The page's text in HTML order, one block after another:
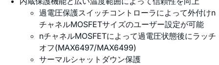
過電圧保護スイッチコントローラによって外付けn
チャネルMOSFETサイズのユーザー設定が可能
nチャネルMOSFETによって過電圧状態後にラッチ
オフ(MAX6497/MAX6499)
サーマルシャットダウン保護